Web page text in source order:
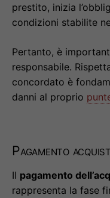
prestito, inizia
condizioni stabilite
Pertanto, è
responsabile.
concordato è
danni al proprio
Pagamento
Il pagamento
rappresenta la fase